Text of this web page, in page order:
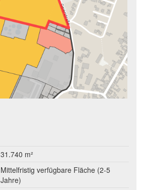
31.740 m²
Mittelfristig verfügbare Fläche (2-5
Jahre)